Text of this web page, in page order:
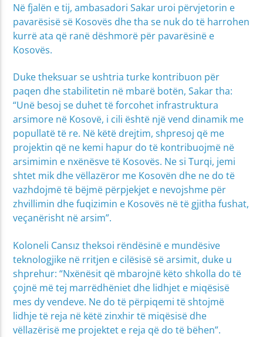
Në fjalën e tij, ambasadori Sakar uroi përvjetorin e
pavarësisë së Kosovës dhe tha se nuk do të harrohen
kurrë ata që ranë dëshmorë për pavarësinë e
Kosovës.
Duke theksuar se ushtria turke kontribuon për
paqen dhe stabilitetin në mbarë botën, Sakar tha:
“Unë besoj se duhet të forcohet infrastruktura
arsimore në Kosovë, i cili është një vend dinamik me
popullatë të re. Në këtë drejtim, shpresoj që me
projektin që ne kemi hapur do të kontribuojmë në
arsimimin e nxënësve të Kosovës. Ne si Turqi, jemi
shtet mik dhe vëllazëror me Kosovën dhe ne do të
vazhdojmë të bëjmë përpjekjet e nevojshme për
zhvillimin dhe fuqizimin e Kosovës në të gjitha fushat,
veçanërisht në arsim”.
Koloneli Cansız theksoi rëndësinë e mundësive
teknologjike në rritjen e cilësisë së arsimit, duke u
shprehur: “Nxënësit që mbarojnë këto shkolla do të
çojnë më tej marrëdhëniet dhe lidhjet e miqësisë
mes dy vendeve. Ne do të përpiqemi të shtojmë
lidhje të reja në këtë zinxhir të miqësisë dhe
vëllazërisë me projektet e reja që do të bëhen”.